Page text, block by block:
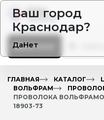
Ваш город
Краснодар?
ДаНет
Каталог
ГЛАВНАЯ КАТАЛОГ
ВОЛЬФРАМ
ПРОВОЛОКА
18903-73